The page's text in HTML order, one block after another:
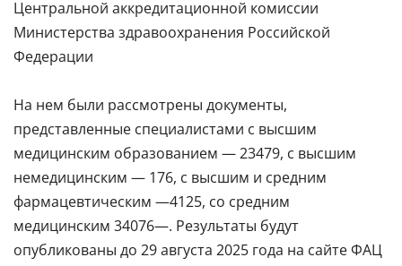
Центральной аккредитационной комиссии
Министерства здравоохранения Российской
Федерации
На нем были рассмотрены документы,
представленные специалистами с высшим
медицинским образованием — 23479, с высшим
немедицинским — 176, с высшим и средним
фармацевтическим —4125, со средним
медицинским 34076—. Результаты будут
опубликованы до 29 августа 2025 года на сайте ФАЦ